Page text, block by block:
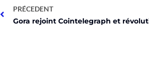
PRÉCEDENT